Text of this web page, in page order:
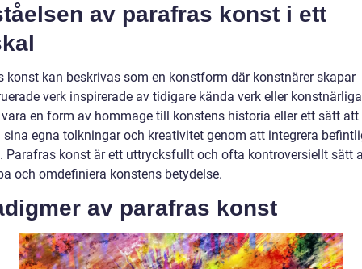
av parafras konst i ett
konst kan beskrivas som en konstform där konstnärer skapar
verk inspirerade av tidigare kända verk eller
en form av hommage till konstens historia eller ett sätt att
sina egna tolkningar och kreativitet genom att integrera
Parafras konst är ett uttrycksfullt och ofta kontroversiellt sätt
och omdefiniera konstens betydelse.
av parafras konst